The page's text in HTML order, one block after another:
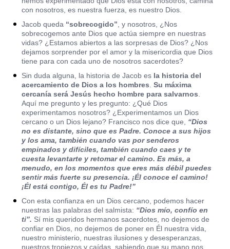
con nosotros, es nuestra fuerza, es nuestro Dios.
Jacob queda “sobrecogido” , y nosotros, ¿Nos
sobrecogemos ante Dios que actúa siempre en nuestras
vidas? ¿Estamos abiertos a las sorpresas de Dios? ¿Nos
dejamos sorprender por el amor y la misericordia que Dios
tiene para con cada uno de nosotros sacerdotes?
Sin duda alguna, la historia de Jacob es la historia del
acercamiento de Dios a los hombres .Su máxima
cercanía será Jesús hecho hombre para salvarnos
Aquí me pregunto y les pregunto: ¿Qué Dios
experimentamos nosotros? ¿Experimentamos un Dios
cercano o un Dios lejano? Francisco nos dice que, “Dios
no es distante, sino que es Padre. Conoce a sus hijos
y los ama, también cuando vas por senderos
empinados y difíciles, también cuando caes y te
cuesta levantarte y retomar el camino. Es más, a
menudo, en los momentos que eres más débil puedes
sentir más fuerte su presencia. ¡Él conoce el camino!
¡Él está contigo, Él es tu Padre!”
Con esta confianza en un Dios cercano, podemos hacer
nuestras las palabras del salmista: “Dios mío, confío en
ti”. Sí mis queridos hermanos sacerdotes, no dejemos de
confiar en Dios, no dejemos de poner en Él nuestra vida,
nuestro ministerio, nuestras ilusiones y desesperanzas,
nuestros tropiezos y caídas, sabiendo que su mano nos